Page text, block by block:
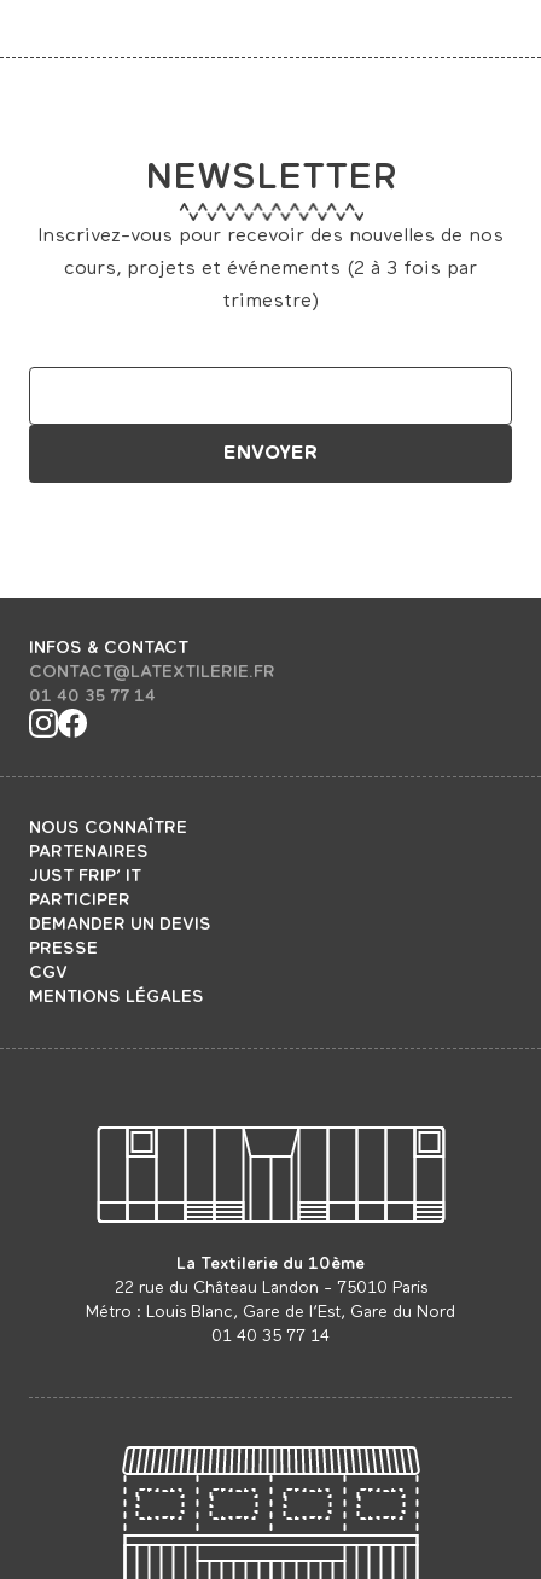
NEWSLETTER
Inscrivez-vous pour recevoir des nouvelles de nos
cours, projets et événements (2 à 3 fois par
trimestre)
INFOS & CONTACT
CONTACT@LATEXTILERIE.FR
01 40 35 77 14
NOUS CONNAÎTRE
PARTENAIRES
JUST FRIP’ IT
PARTICIPER
DEMANDER UN DEVIS
PRESSE
CGV
MENTIONS LÉGALES
La Textilerie du 10ème
22 rue du Château Landon - 75010 Paris
Métro : Louis Blanc, Gare de l’Est, Gare du Nord
01 40 35 77 14